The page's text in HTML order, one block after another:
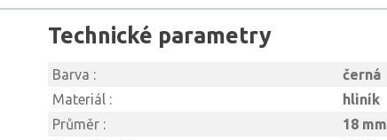
Technické parametry
Barva :
černá
Materiál :
hliník
Průměr :
18 mm